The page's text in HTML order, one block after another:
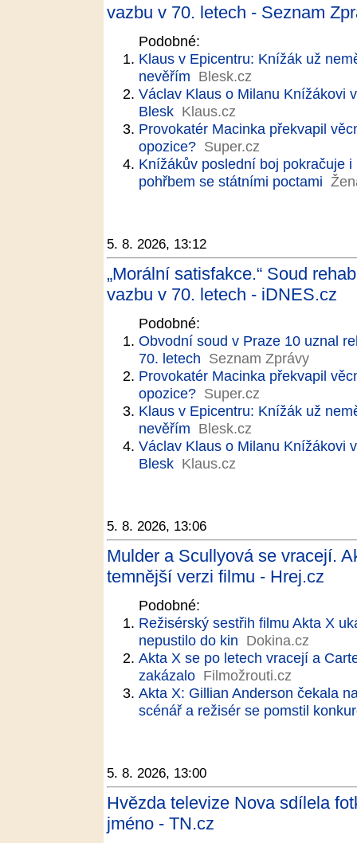
vazbu v 70. letech - Seznam
Podobné:
Klaus v Epicentru: Knížák už
nevěřím Blesk.cz
Václav Klaus o Milanu Knížákovi
Blesk Klaus.cz
Provokatér Macinka překvapil
opozice? Super.cz
Knížákův poslední boj pokračuje
pohřbem se státními poctami
5. 8. 2026, 13:12
„Morální satisfakce.“ Soud
vazbu v 70. letech - iDNES.cz
Podobné:
Obvodní soud v Praze 10 uznal
70. letech Seznam Zprávy
Provokatér Macinka překvapil
opozice? Super.cz
Klaus v Epicentru: Knížák už
nevěřím Blesk.cz
Václav Klaus o Milanu Knížákovi
Blesk Klaus.cz
5. 8. 2026, 13:06
Mulder a Scullyová se vracejí.
temnější verzi filmu - Hrej.cz
Podobné:
Režisérský sestřih filmu Akta X
nepustilo do kin Dokina.cz
Akta X se po letech vracejí a
zakázalo Filmožrouti.cz
Akta X: Gillian Anderson čekala
scénář a režisér se pomstil
5. 8. 2026, 13:00
Hvězda televize Nova sdílela
jméno - TN.cz